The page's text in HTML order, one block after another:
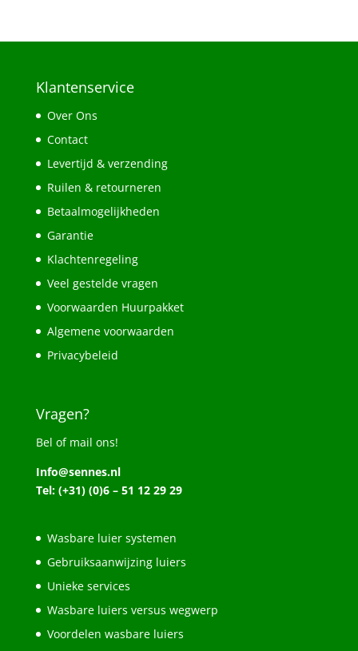
Klantenservice
Over Ons
Contact
Levertijd & verzending
Ruilen & retourneren
Betaalmogelijkheden
Garantie
Klachtenregeling
Veel gestelde vragen
Voorwaarden Huurpakket
Algemene voorwaarden
Privacybeleid
Vragen?
Bel of mail ons!
Info@sennes.nl
Tel: (+31) (0)6 – 51 12 29 29
Wasbare luier systemen
Gebruiksaanwijzing luiers
Unieke services
Wasbare luiers versus wegwerp
Voordelen wasbare luiers